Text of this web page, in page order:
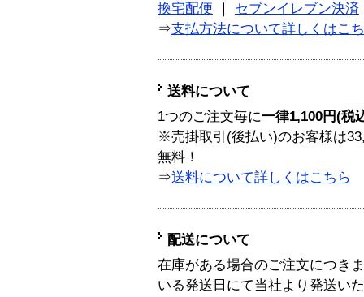
換宅配便
セブンイレブン決済
⇒支払方法について詳しくはこ
送料について
1つのご注文毎に一律1,100円(税
※売掛取引(後払い)のお客様は
無料！
⇒送料について詳しくはこちら
配送について
在庫がある場合のご注文につき
いる発送日にて当社より発送い